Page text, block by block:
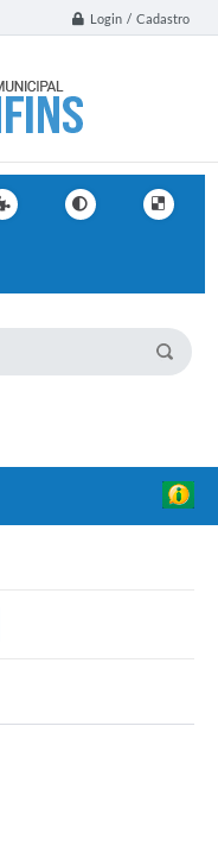
Login / Cadastro